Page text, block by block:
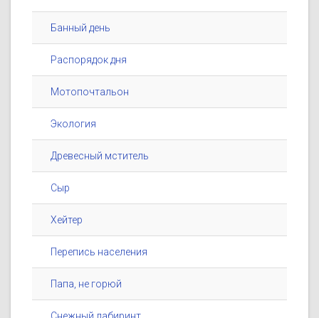
Банный день
Распорядок дня
Мотопочтальон
Экология
Древесный мститель
Сыр
Хейтер
Перепись населения
Папа, не горюй